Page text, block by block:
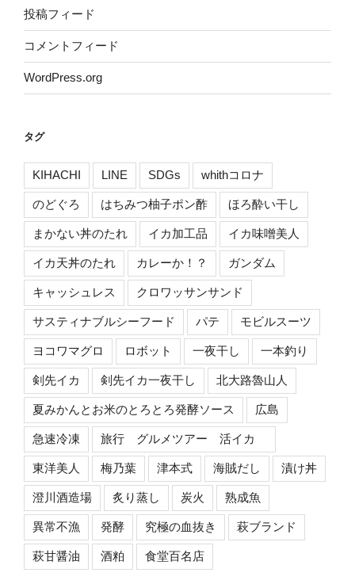
投稿フィード
コメントフィード
WordPress.org
タグ
KIHACHI LINE SDGs whithコロナ
のどぐろ はちみつ柚子ポン酢 ほろ酔い干し
まかない丼のたれ イカ加工品 イカ味噌美人
イカ天丼のたれ カレーか！？ ガンダム
キャッシュレス クロワッサンサンド
サスティナブルシーフード パテ モビルスーツ
ヨコワマグロ ロボット 一夜干し 一本釣り
剣先イカ 剣先イカ一夜干し 北大路魯山人
夏みかんとお米のとろとろ発酵ソース 広島
急速冷凍 旅行 グルメツアー 活イカ
東洋美人 梅乃葉 津本式 海賊だし 漬け丼
澄川酒造場 炙り蒸し 炭火 熟成魚
異常不漁 発酵 究極の血抜き 萩ブランド
萩甘醤油 酒粕 食堂百名店